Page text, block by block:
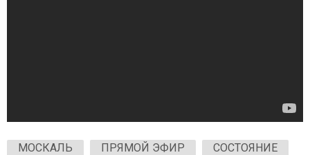
МОСКАЛЬ ПРЯМОЙ ЭФИР СОСТОЯНИЕ